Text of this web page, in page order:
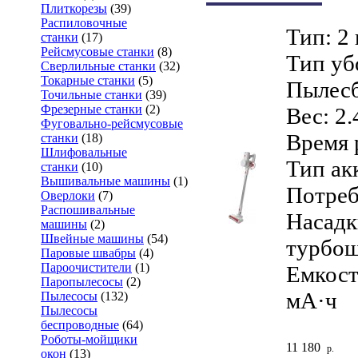
Плиткорезы (39)
Распиловочные
станки (17)
Рейсмусовые станки (8)
Сверлильные станки (32)
Токарные станки (5)
Точильные станки (39)
Фрезерные станки (2)
Фуговально-рейсмусовые
станки (18)
Шлифовальные
станки (10)
Вышивальные машины (1)
Оверлоки (7)
Распошивальные
машины (2)
Швейные машины (54)
Паровые швабры (4)
Пароочистители (1)
Паропылесосы (2)
Пылесосы (132)
Пылесосы
беспроводные (64)
Роботы-мойщики
окон (13)
Тип: 2
Тип
Вес:
Время
Тип
мА·ч
11 180 р.